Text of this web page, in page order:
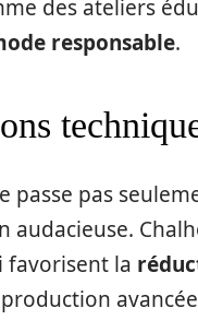
des ateliers
responsable.
passe pas
audacieuse.
favorisent la